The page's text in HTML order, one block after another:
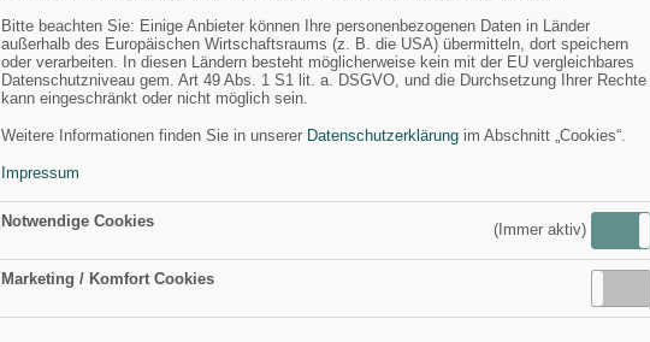
Bitte beachten Sie: Einige Anbieter können Ihre personenbezogenen Daten in Länder
außerhalb des Europäischen Wirtschaftsraums (z. B. die USA) übermitteln, dort speichern
oder verarbeiten. In diesen Ländern besteht möglicherweise kein mit der EU vergleichbares
Datenschutzniveau gem. Art 49 Abs. 1 S1 lit. a. DSGVO, und die Durchsetzung Ihrer Rechte
kann eingeschränkt oder nicht möglich sein.
Weitere Informationen finden Sie in unserer Datenschutzerklärung im Abschnitt „Cookies“.
Impressum
Notwendige Cookies (Immer aktiv)
Marketing / Komfort Cookies